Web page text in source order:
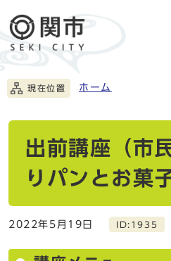
現在位置 ホーム
出前講座（市
りパンとお菓
2022年5月19日 ID:1935